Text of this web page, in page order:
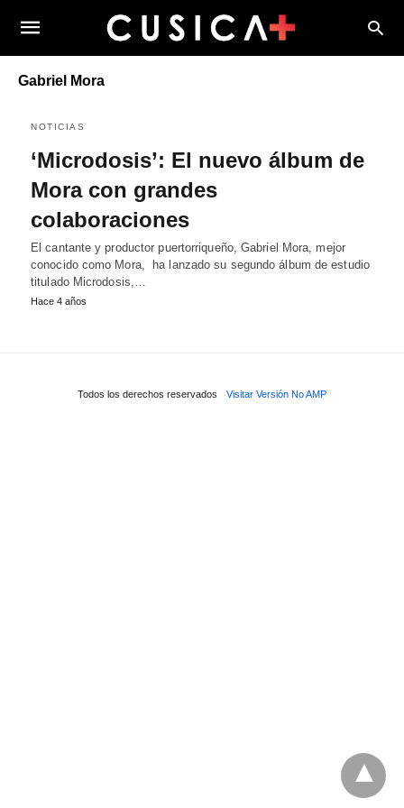
Gabriel Mora
NOTICIAS
‘Microdosis’: El nuevo álbum de
Mora con grandes
colaboraciones
El cantante y productor puertorriqueño, Gabriel Mora, mejor
conocido como Mora, ha lanzado su segundo álbum de estudio
titulado Microdosis,…
Hace 4 años
Todos los derechos reservados Visitar Versión No AMP